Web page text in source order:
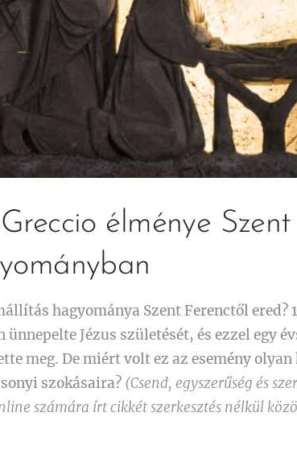
élménye
hagyománya Szent Ferenctől ered?
ünnepelte Jézus születését, és ezzel egy
meg. De miért volt ez az esemény
szokásaira? (Csend, egyszerűség és
számára írt cikkét szerkesztés nélkül